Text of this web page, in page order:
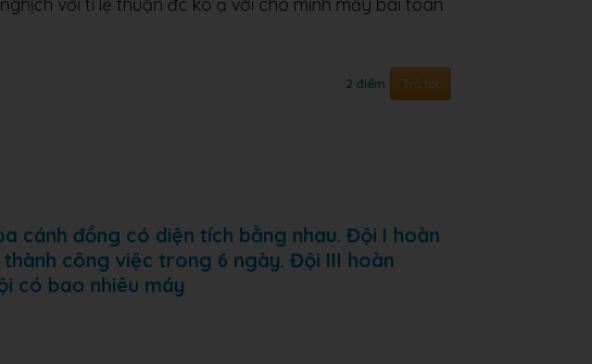
với tỉ lệ thuận đc ko ạ với cho mình mấy bài toán
2 điểm Trả lời
cánh đồng có diện tích bằng nhau. Đội I hoàn
công việc trong 6 ngày. Đội III hoàn
có bao nhiêu máy